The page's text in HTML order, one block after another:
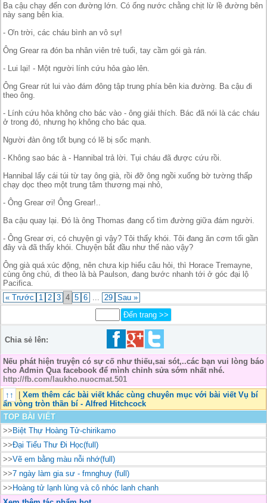
Ba cậu chạy đến con đường lớn. Có ống nước chằng chịt lừ lề đường bên
này sang bên kia.
- Ơn trời, các cháu bình an vô sự!
Ông Grear ra đón ba nhân viên trẻ tuổi, tay cầm gói gà rán.
- Lui lại! - Một người lính cứu hỏa gào lên.
Ông Grear rút lui vào đám đông tập trung phía bên kia đường. Ba cậu đi
theo ông.
- Lính cứu hỏa không cho bác vào - ông giải thích. Bác đã nói là các cháu
ở trong đó, nhưng họ không cho bác qua.
Người đàn ông tốt bụng có lẽ bị sốc mạnh.
- Không sao bác à - Hannibal trả lời. Tụi cháu đã được cứu rồi.
Hannibal lấy cái túi từ tay ông già, rồi đỡ ông ngồi xuống bờ tường thấp
chạy dọc theo một trung tâm thương mại nhỏ,
- Ông Grear ơi! Ông Grear!..
Ba cậu quay lại. Đó là ông Thomas đang cố tìm đường giữa đám người.
- Ông Grear ơi, có chuyện gì vậy? Tôi thấy khói. Tôi đang ăn cơm tối gần
đây và đã thấy khói. Chuyện bắt đầu như thế nào vậy?
Ông già quá xúc động, nên chưa kịp hiểu câu hỏi, thì Horace Tremayne,
cùng ông chú, đi theo là bà Paulson, đang bước nhanh tới ở góc đại lộ
Pacifica.
« Trước
1 2 3 4 5 6 29 Sau »
Chia sẻ lên:
Nếu phát hiện truyện có sự cố như thiếu,sai sót,..các bạn vui lòng báo
cho Admin Qua facebook để mình chỉnh sửa sớm nhất nhé.
http://fb.com/laukho.nuocmat.501
↑↑
| Xem thêm các bài viết khác cùng chuyên mục với bài viết Vụ bí
ẩn vòng tròn thần bí - Alfred Hitchcock
TOP BÀI VIẾT
>>Biệt Thự Hoàng Tử-chirikamo
>>Đại Tiểu Thư Đi Học(full)
>>Vẽ em bằng màu nỗi nhớ(full)
>>7 ngày làm gia sư - fmnghuy (full)
>>Hoàng tử lạnh lùng và cô nhóc lanh chanh